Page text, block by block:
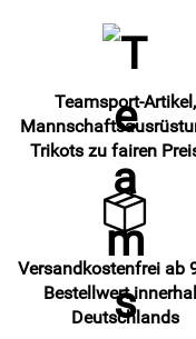
Drehe das
links, nutze ein
Faser natürlich
Trockner, damit die
bleiben.
Bring dich ins Spiel
PATSKIN 105, rot von
Teamsport-Artikel,
Trikots zu fairen
Versandkostenfrei ab
Bestellwert
Deutschlands